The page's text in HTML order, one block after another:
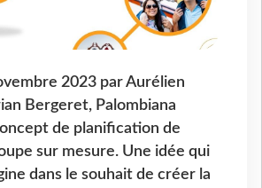
2023 par Aurélien
Bergeret, Palombiana
de planification de
sur mesure. Une idée qui
dans le souhait de créer la